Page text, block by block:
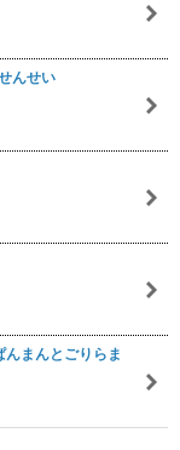
んせい
んまんとごりらま